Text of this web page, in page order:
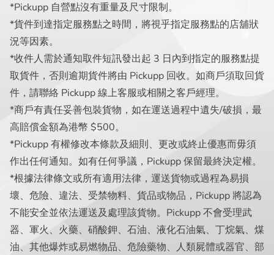
*Pickupp 自營點沒有重量及尺寸限制。
*貨件到達指定服務點之時間，將視乎指定服務點的店舖狀
況等因素。
*收件人需於通知取件短訊發出起 3 日內到指定的服務點提
取貨件，否則逾期貨件將由 Pickupp 回收。如商戶須取回貨
件，請聯絡 Pickupp 線上客服或相關之客戶經理。
*商戶有責任妥善包裝貨物，如在運送過程中遺失/破損，最
高賠償金額為港幣 $500。
*Pickupp 有權修改本條款及細則、更改或終止優惠而毋須
作出任何通知。如有任何爭議，Pickupp 保留最終決定權。
*根據法律條文或所有適用法律，運送貨物或過程為易損
壞、危險、違法、受禁物料、貨品或物品，Pickupp 將認為
不能安全並依法運送及處理該貨物。Pickupp 不會受理武
器、軍火、火藥、硝酸鉀、石油、液化石油氣、丁烷氣、煤
油、其他爆炸或易燃物品、危險藥物、人類屍體或器官、部